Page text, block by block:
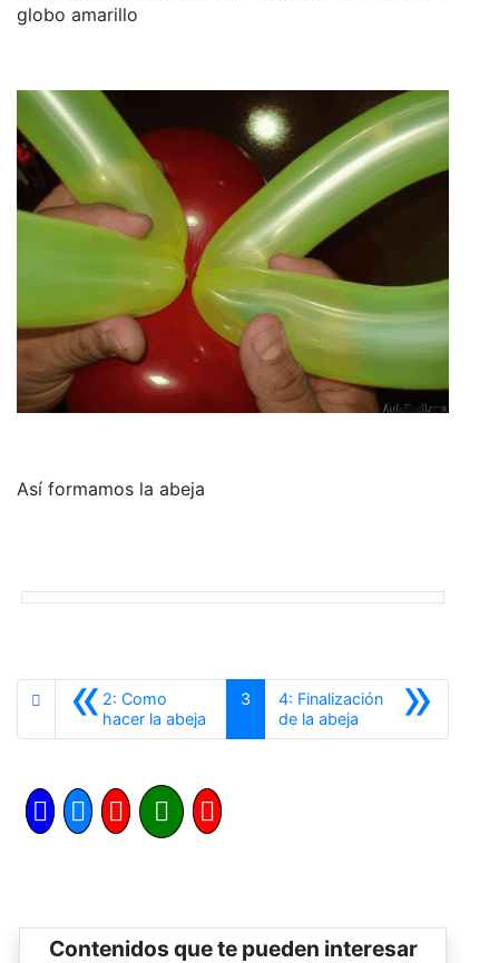
globo amarillo
Así formamos la abeja
«2: Como
hacer la abeja
3 »
4: Finalización
de la abeja Siguiente
Contenidos que te pueden interesar